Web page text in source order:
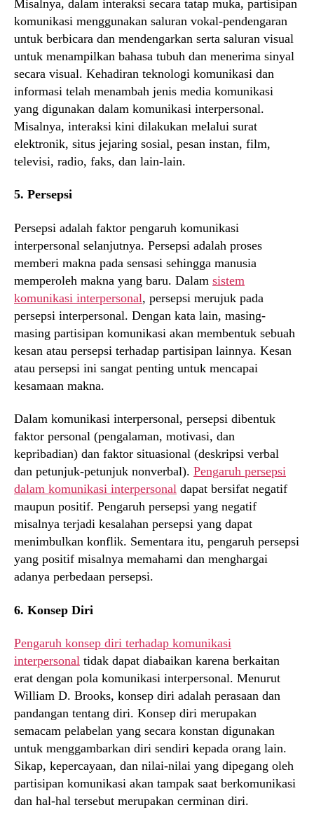
Misalnya, dalam interaksi secara tatap muka, partisipan
komunikasi menggunakan saluran vokal-pendengaran
untuk berbicara dan mendengarkan serta saluran visual
untuk menampilkan bahasa tubuh dan menerima sinyal
secara visual. Kehadiran teknologi komunikasi dan
informasi telah menambah jenis media komunikasi
yang digunakan dalam komunikasi interpersonal.
Misalnya, interaksi kini dilakukan melalui surat
elektronik, situs jejaring sosial, pesan instan, film,
televisi, radio, faks, dan lain-lain.
5. Persepsi
Persepsi adalah faktor pengaruh komunikasi
interpersonal selanjutnya. Persepsi adalah proses
memberi makna pada sensasi sehingga manusia
memperoleh makna yang baru. Dalam sistem
komunikasi interpersonal, persepsi merujuk pada
persepsi interpersonal. Dengan kata lain, masing-
masing partisipan komunikasi akan membentuk sebuah
kesan atau persepsi terhadap partisipan lainnya. Kesan
atau persepsi ini sangat penting untuk mencapai
kesamaan makna.
Dalam komunikasi interpersonal, persepsi dibentuk
faktor personal (pengalaman, motivasi, dan
kepribadian) dan faktor situasional (deskripsi verbal
dan petunjuk-petunjuk nonverbal). Pengaruh persepsi
dalam komunikasi interpersonal dapat bersifat negatif
maupun positif. Pengaruh persepsi yang negatif
misalnya terjadi kesalahan persepsi yang dapat
menimbulkan konflik. Sementara itu, pengaruh persepsi
yang positif misalnya memahami dan menghargai
adanya perbedaan persepsi.
6. Konsep Diri
Pengaruh konsep diri terhadap komunikasi
interpersonal tidak dapat diabaikan karena berkaitan
erat dengan pola komunikasi interpersonal. Menurut
William D. Brooks, konsep diri adalah perasaan dan
pandangan tentang diri. Konsep diri merupakan
semacam pelabelan yang secara konstan digunakan
untuk menggambarkan diri sendiri kepada orang lain.
Sikap, kepercayaan, dan nilai-nilai yang dipegang oleh
partisipan komunikasi akan tampak saat berkomunikasi
dan hal-hal tersebut merupakan cerminan diri.